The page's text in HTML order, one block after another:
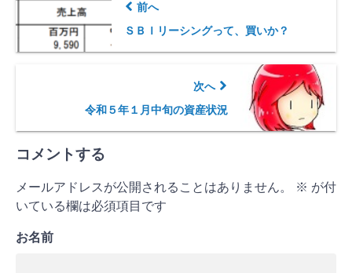
前へ
ＳＢＩリーシングって、買いか？
次へ
令和５年１月中旬の資産状況
コメントする
メールアドレスが公開されることはありません。 ※ が付
いている欄は必須項目です
お名前